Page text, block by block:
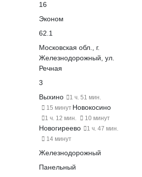
16
Эконом
62.1
Московская обл., г.
Железнодорожный, ул.
Речная
3
Выхино
1 ч. 51 мин.
15 минут Новокосино
1 ч. 12 мин. 10 минут
Новогиреево
1 ч. 47 мин.
14 минут
Железнодорожный
Панельный